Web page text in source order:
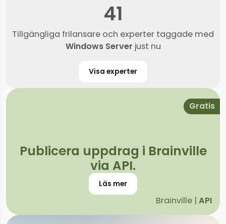
41
Tillgängliga frilansare och experter taggade med
Windows Server just nu
Visa experter
Gratis
Publicera uppdrag i Brainville
via API.
Läs mer
Brainville |API